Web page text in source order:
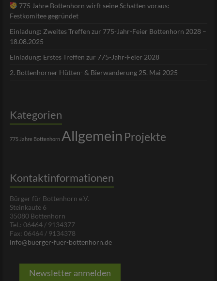
775 Jahre Bottenhorn wirft seine Schatten voraus:
Festkomitee gegründet
Einladung: Zweites Treffen zur 775-Jahr-Feier Bottenhorn 2028 –
18.08.2025
Einladung: Erstes Treffen zur 775-Jahr-Feier 2028
2. Bottenhorner Hütten- & Bierwanderung 25. Mai 2025
Kategorien
775 Jahre Bottenhorn Allgemein Projekte
Kontaktinformationen
Bürger für Bottenhorn e.V.
Steinkaute 6
35080 Bottenhorn
Tel.: 06464 / 9134377
Fax: 06464 / 9134378
info@buerger-fuer-bottenhorn.de
Newsletter anmelden